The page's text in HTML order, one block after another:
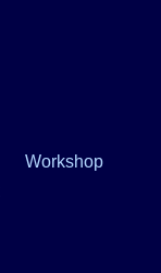
Workshop